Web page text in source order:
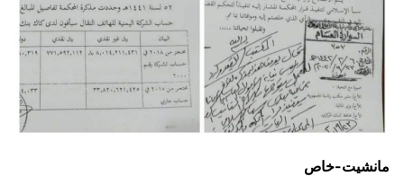
مانشيت-خاص